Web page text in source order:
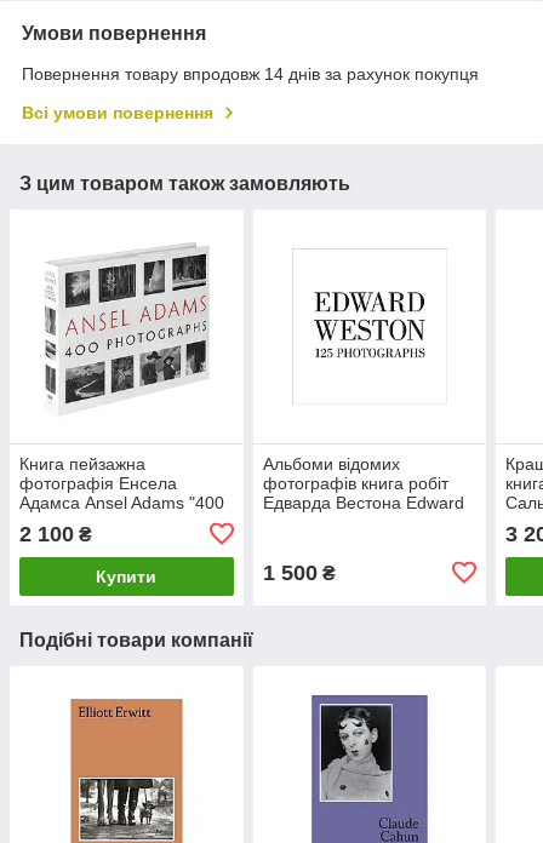
Умови повернення
Повернення товару впродовж 14 днів за рахунок покупця
Всі умови повернення
З цим товаром також замовляють
Книга пейзажна
фотографія Енсела
Адамса Ansel Adams "400
палітурка) книги для
фотографів
2 100 ₴
Купити
Альбоми відомих
фотографів книга робіт
Едварда Вестона Edward
1 500₴
3
Подібні товари компанії